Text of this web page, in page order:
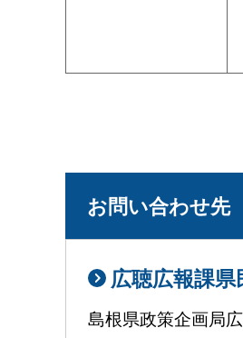
お問い合わせ先
広聴広報課
島根県政策企画局